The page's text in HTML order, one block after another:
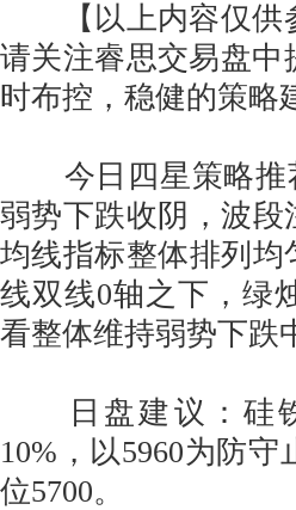
【以上内容仅供
请关注睿思交易盘
时布控，稳健的策略
今日四星策略推
弱势下跌收阴，波段
均线指标整体排列
线双线0轴之下，绿
看整体维持弱势下跌
日盘建议：硅铁
10%，以5960为防
位5700。